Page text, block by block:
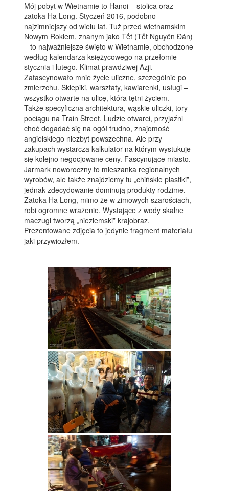
Mój pobyt w Wietnamie to Hanoi – stolica oraz
zatoka Ha Long. Styczeń 2016, podobno
najzimniejszy od wielu lat. Tuż przed wietnamskim
Nowym Rokiem, znanym jako Tết (Tết Nguyên Đán)
– to najważniejsze święto w Wietnamie, obchodzone
według kalendarza księżycowego na przełomie
stycznia i lutego. Klimat prawdziwej Azji.
Zafascynowało mnie życie uliczne, szczególnie po
zmierzchu. Sklepiki, warsztaty, kawiarenki, usługi –
wszystko otwarte na ulicę, która tętni życiem.
Także specyficzna architektura, wąskie uliczki, tory
pociągu na Train Street. Ludzie otwarci, przyjaźni
choć dogadać się na ogół trudno, znajomość
angielskiego niezbyt powszechna. Ale przy
zakupach wystarcza kalkulator na którym wystukuje
się kolejno negocjowane ceny. Fascynujące miasto.
Jarmark noworoczny to mieszanka regionalnych
wyrobów, ale także znajdziemy tu „chińskie plastiki”,
jednak zdecydowanie dominują produkty rodzime.
Zatoka Ha Long, mimo że w zimowych szarościach,
robi ogromne wrażenie. Wystające z wody skalne
maczugi tworzą „nieziemski” krajobraz.
Prezentowane zdjęcia to jedynie fragment materiału
jaki przywiozłem.